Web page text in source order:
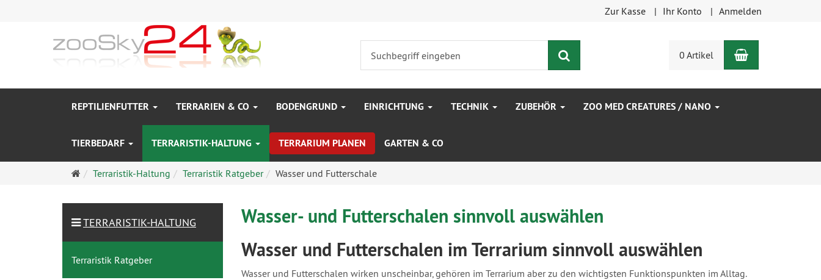
Zur Kasse Ihr Konto Anmelden
0 Artikel Warenkorb
REPTILIENFUTTER TERRARIEN & CO BODENGRUND EINRICHTUNG TECHNIK ZUBEHÖR ZOO MED CREATURES / NANO
TIERBEDARF TERRARISTIK-HALTUNG TERRARIUM PLANEN GARTEN & CO
Startseite
Terraristik-Haltung Terraristik Ratgeber Wasser und Futterschale
Wasser- und Futterschalen sinnvoll auswählen
Wasser und Futterschalen im Terrarium sinnvoll auswählen
Wasser und Futterschalen wirken unscheinbar, gehören im Terrarium aber zu den wichtigsten Funktionspunkten im Alltag.
TERRARISTIK-HALTUNG
Terraristik Ratgeber